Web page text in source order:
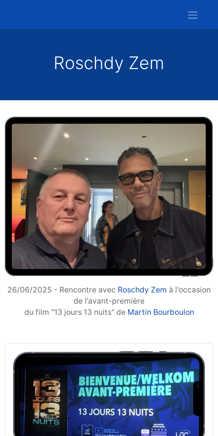
Roschdy Zem
26/06/2025 - Rencontre avec Roschdy Zem à l'occasion
de l'avant-première
du film "13 jours 13 nuits" de Martin Bourboulon